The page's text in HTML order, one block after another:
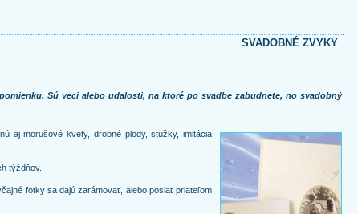
SVADOBNÉ ZVYKY
Sú veci alebo udalosti, na ktoré po svadbe zabudnete, no svadobný
aj morušové kvety, drobné plody, stužky, imitácia
týždňov.
fotky sa dajú zarámovať, alebo poslať priateľom